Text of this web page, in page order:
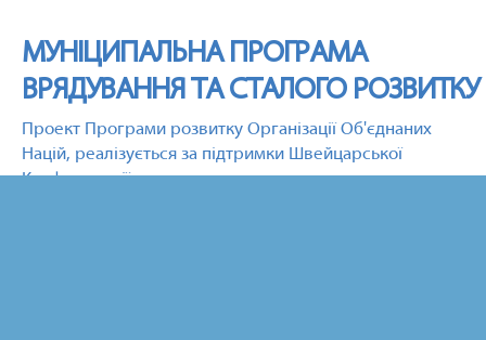
МУНІЦИПАЛЬНА ПРОГРАМА
ВРЯДУВАННЯ ТА СТАЛОГО РОЗВИТКУ
Проект Програми розвитку Організації Об'єднаних
Націй, реалізується за підтримки Швейцарської
Конфедерації